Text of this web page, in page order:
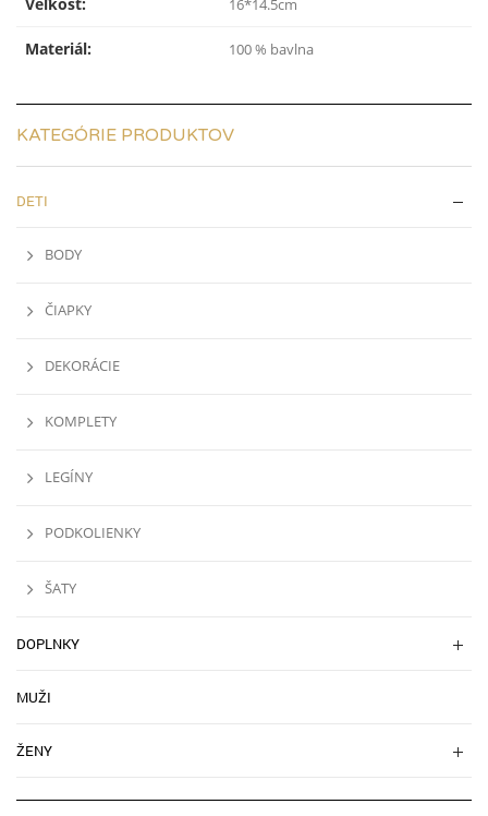
Materiál: 100 % bavlna
KATEGÓRIE PRODUKTOV
DETI
BODY
ČIAPKY
DEKORÁCIE
KOMPLETY
LEGÍNY
PODKOLIENKY
ŠATY
DOPLNKY
MUŽI
ŽENY